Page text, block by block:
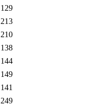
129
213
210
138
144
149
141
249